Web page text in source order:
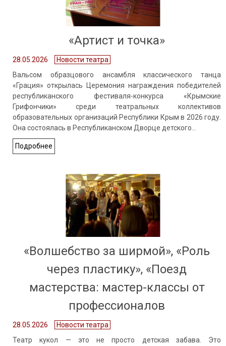
«Артист и точка»
28.05.2026
Новости театра
Вальсом образцового ансамбля классического танца
«Грация» открылась Церемония награждения победителей
республиканского фестиваля-конкурса «Крымские
Грифончики» среди театральных коллективов
образовательных организаций Республики Крым в 2026 году.
Она состоялась в Республиканском Дворце детского…
Подробнее
«Волшебство за ширмой», «Роль
через пластику», «Поезд
мастерства: мастер-классы от
профессионалов
28.05.2026
Новости театра
Театр кукол — это не просто детская забава. Это